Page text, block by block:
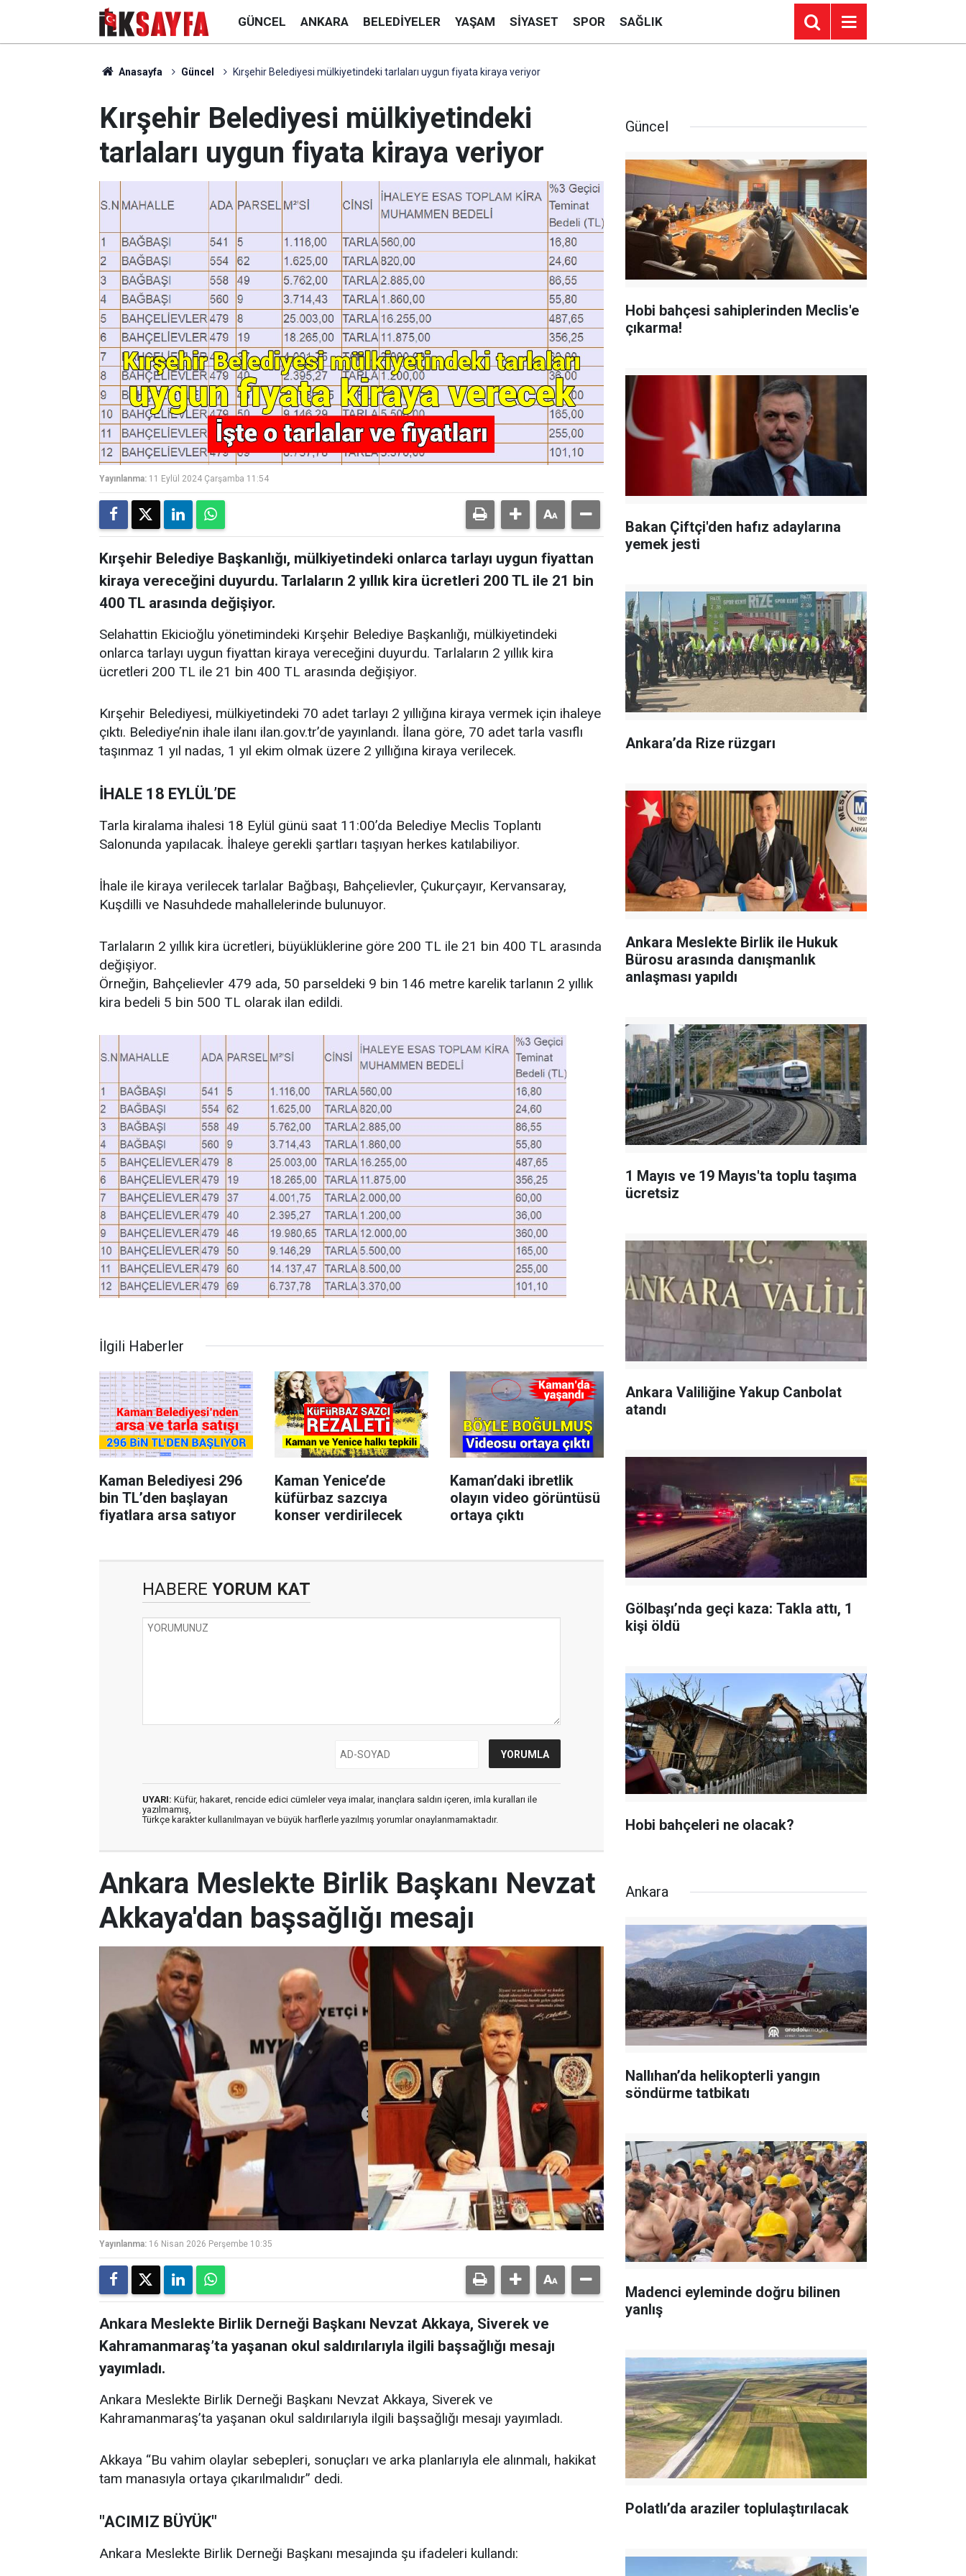
GÜNCEL ANKARA BELEDIYELER YAŞAM SIYASET SPOR SAĞLIK
Anasayfa Güncel Kırşehir Belediyesi mülkiyetindeki tarlaları uygun fiyata kiraya veriyor
Kırşehir Belediyesi mülkiyetindeki
tarlaları uygun fiyata kiraya veriyor
Yayınlanma: 11 Eylül 2024 Çarşamba 11:54
Kırşehir Belediye Başkanlığı, mülkiyetindeki onlarca tarlayı uygun fiyattan
kiraya vereceğini duyurdu. Tarlaların 2 yıllık kira ücretleri 200 TL ile 21 bin
400 TL arasında değişiyor.
Selahattin Ekicioğlu yönetimindeki Kırşehir Belediye Başkanlığı, mülkiyetindeki
onlarca tarlayı uygun fiyattan kiraya vereceğini duyurdu. Tarlaların 2 yıllık kira
ücretleri 200 TL ile 21 bin 400 TL arasında değişiyor.
Kırşehir Belediyesi, mülkiyetindeki 70 adet tarlayı 2 yıllığına kiraya vermek için ihaleye
çıktı. Belediye’nin ihale ilanı ilan.gov.tr’de yayınlandı. İlana göre, 70 adet tarla vasıflı
taşınmaz 1 yıl nadas, 1 yıl ekim olmak üzere 2 yıllığına kiraya verilecek.
İHALE 18 EYLÜL’DE
Tarla kiralama ihalesi 18 Eylül günü saat 11:00’da Belediye Meclis Toplantı
Salonunda yapılacak. İhaleye gerekli şartları taşıyan herkes katılabiliyor.
İhale ile kiraya verilecek tarlalar Bağbaşı, Bahçelievler, Çukurçayır, Kervansaray,
Kuşdilli ve Nasuhdede mahallelerinde bulunuyor.
Tarlaların 2 yıllık kira ücretleri, büyüklüklerine göre 200 TL ile 21 bin 400 TL arasında
değişiyor.
Örneğin, Bahçelievler 479 ada, 50 parseldeki 9 bin 146 metre karelik tarlanın 2 yıllık
kira bedeli 5 bin 500 TL olarak ilan edildi.
İlgili Haberler
Kaman Belediyesi 296
bin TL’den başlayan
fiyatlara arsa satıyor
Kaman Yenice’de
küfürbaz sazcıya
konser verdirilecek
Kaman’daki ibretlik
olayın video görüntüsü
ortaya çıktı
HABERE YORUM KAT
UYARI: Küfür, hakaret, rencide edici cümleler veya imalar, inançlara saldırı içeren, imla kuralları ile
yazılmamış,
Türkçe karakter kullanılmayan ve büyük harflerle yazılmış yorumlar onaylanmamaktadır.
Güncel
Hobi bahçesi sahiplerinden Meclis'e
çıkarma!
Bakan Çiftçi'den hafız adaylarına
yemek jesti
Ankara’da Rize rüzgarı
Ankara Meslekte Birlik ile Hukuk
Bürosu arasında danışmanlık
anlaşması yapıldı
1 Mayıs ve 19 Mayıs'ta toplu taşıma
ücretsiz
Ankara Valiliğine Yakup Canbolat
atandı
Gölbaşı’nda geçi kaza: Takla attı, 1
kişi öldü
Hobi bahçeleri ne olacak?
Ankara Meslekte Birlik Başkanı Nevzat
Akkaya'dan başsağlığı mesajı
Yayınlanma: 16 Nisan 2026 Perşembe 10:35
Ankara Meslekte Birlik Derneği Başkanı Nevzat Akkaya, Siverek ve
Kahramanmaraş’ta yaşanan okul saldırılarıyla ilgili başsağlığı mesajı
yayımladı.
Ankara Meslekte Birlik Derneği Başkanı Nevzat Akkaya, Siverek ve
Kahramanmaraş’ta yaşanan okul saldırılarıyla ilgili başsağlığı mesajı yayımladı.
Akkaya “Bu vahim olaylar sebepleri, sonuçları ve arka planlarıyla ele alınmalı, hakikat
tam manasıyla ortaya çıkarılmalıdır” dedi.
"ACIMIZ BÜYÜK"
Ankara Meslekte Birlik Derneği Başkanı mesajında şu ifadeleri kullandı:
Ankara
Nallıhan’da helikopterli yangın
söndürme tatbikatı
Madenci eyleminde doğru bilinen
yanlış
Polatlı’da araziler toplulaştırılacak